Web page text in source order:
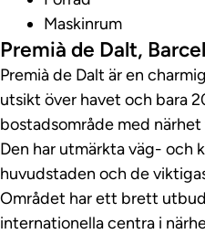
Maskinrum
Premià de Dalt,
Premià de Dalt är en
utsikt över havet och bara
bostadsområde med
Den har utmärkta väg- och
huvudstaden och de
Området har ett brett
internationella centra i